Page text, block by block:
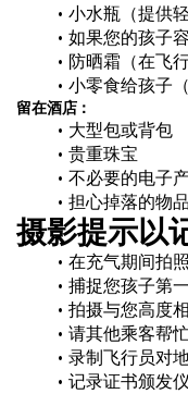
小水瓶（提供
如果您的孩子
防晒霜（在飞
小零食给孩子
留在酒店：
大型包或背包
贵重珠宝
不必要的电子
担心掉落的物品
摄影提示以
在充气期间拍
捕捉您孩子第
拍摄与您高度
请其他乘客帮
录制飞行员对
记录证书颁发